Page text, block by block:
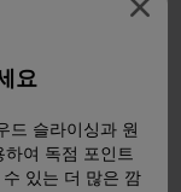
을 찾는 경우
산 친화적인 대
타임은 5시간
의 비용 절감
에 재사용할 수
교체하든 새로

요
드 슬라이싱과 원
여 독점 포인트
있는 더 많은 깜